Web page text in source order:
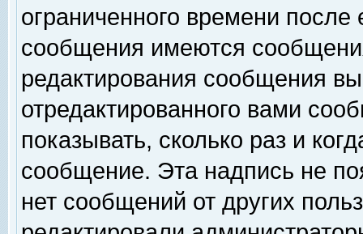
ограниченного времени
сообщения имеются
редактирования сообщения
отредактированного вами
показывать, сколько раз и
сообщение. Эта надпись не
нет сообщений от других